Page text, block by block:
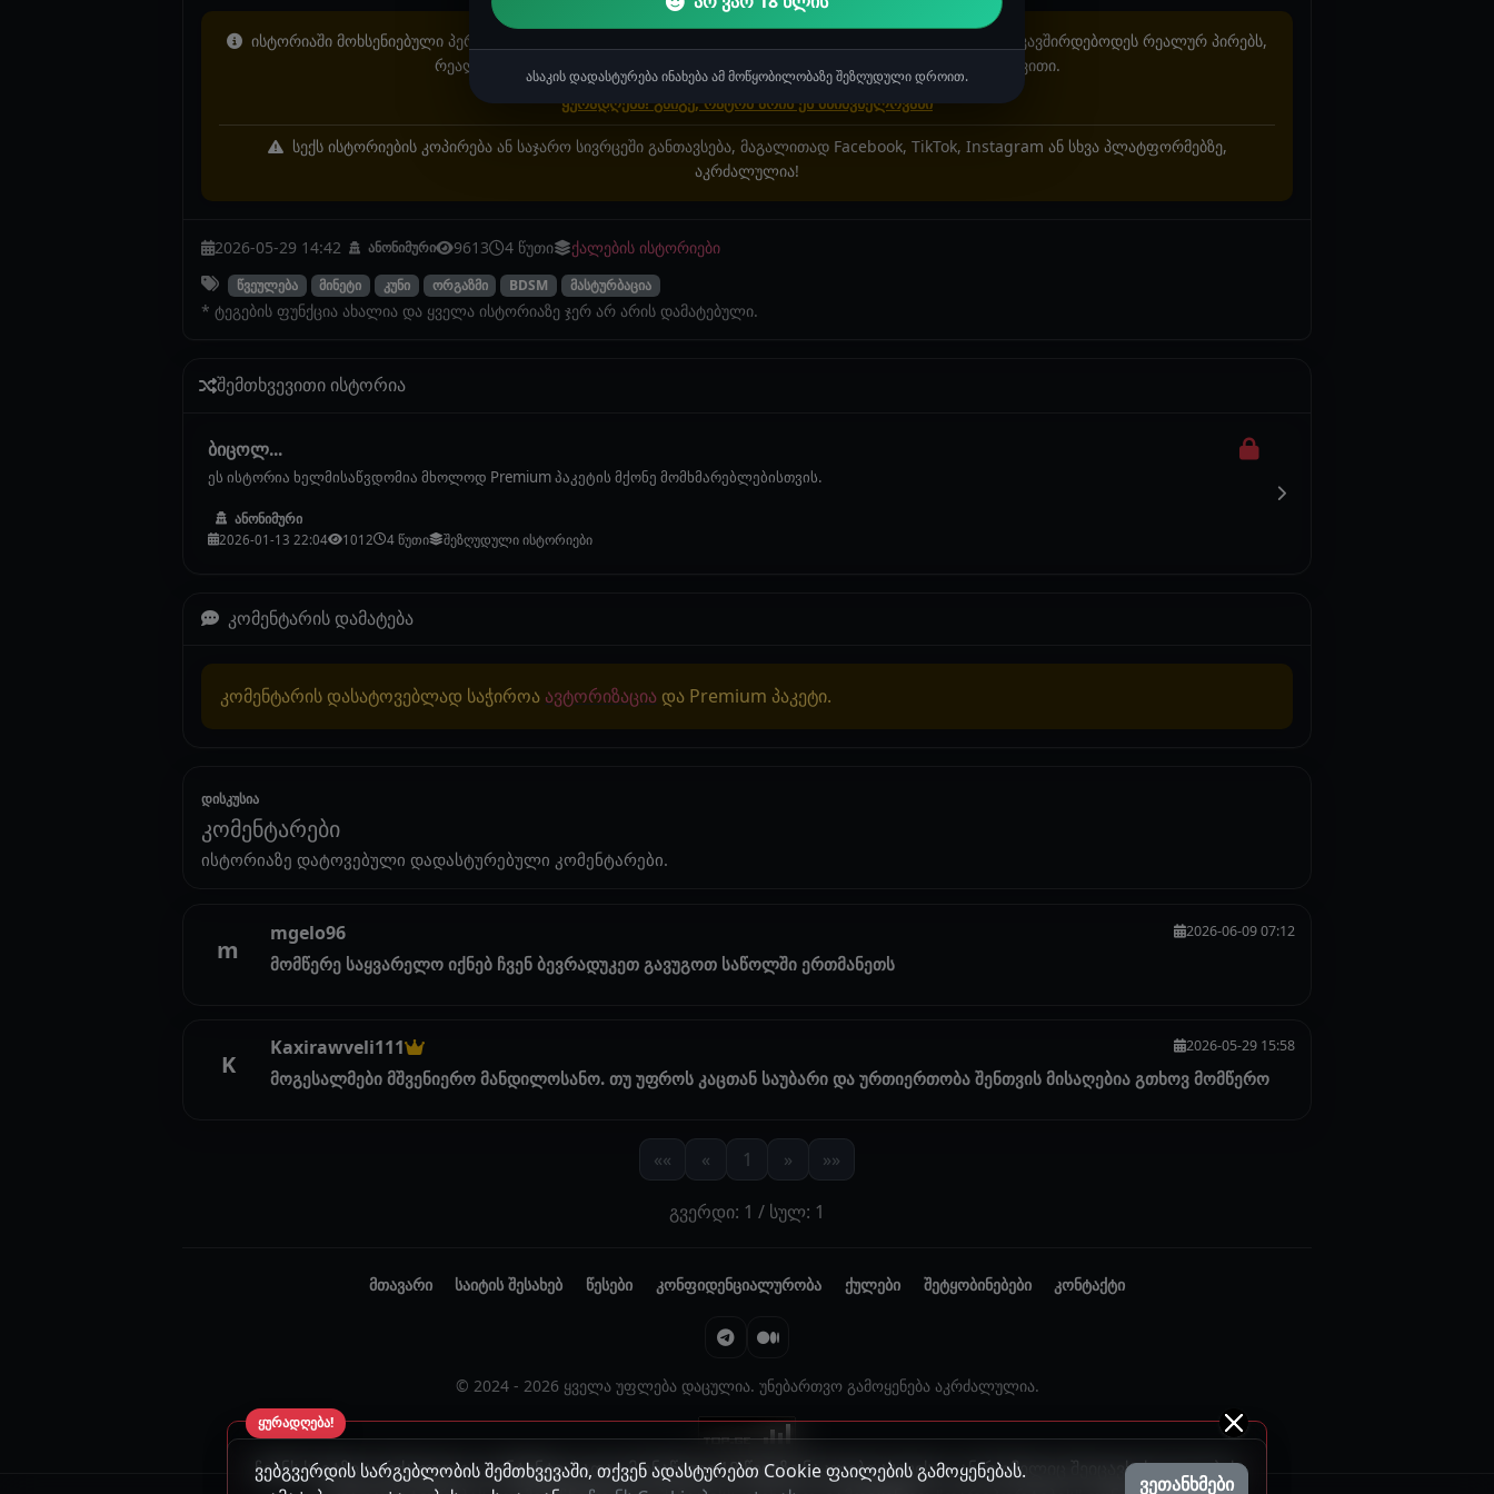
ისტორიაში მოხსენიებული პერსონაჟები, სახელები და ლოკაციები შესაძლოა იყოს გამოგონილი და არ უკავშირდებოდეს რეალურ პირებს,
რეალურ მოვლენებს ან რეალურ ფაქტებს. ნებისმიერი დამთხვევა არის შემთხვევითი.
ყურადღება! გაიგე, რატომ არის ეს მნიშვნელოვანი
სექს ისტორიების კოპირება ან საჯარო სივრცეში განთავსება, მაგალითად Facebook, TikTok, Instagram ან სხვა პლატფორმებზე,
აკრძალულია!
2026-05-29 14:42 ანონიმური 9613 4 წუთი ქალების ისტორიები
წვეულება მინეტი კუნი ორგაზმი BDSM მასტურბაცია
* ტეგების ფუნქცია ახალია და ყველა ისტორიაზე ჯერ არ არის დამატებული.
შემთხვევითი ისტორია
ბიცოლ...
ეს ისტორია ხელმისაწვდომია მხოლოდ Premium პაკეტის მქონე მომხმარებლებისთვის.
ანონიმური
2026-01-13 22:04 1012 4 წუთი შეზღუდული ისტორიები
კომენტარის დამატება
კომენტარის დასატოვებლად საჭიროა ავტორიზაცია და Premium პაკეტი.
დისკუსია
კომენტარები
ისტორიაზე დატოვებული დადასტურებული კომენტარები.
m
mgelo96 2026-06-09 07:12
მომწერე საყვარელო იქნებ ჩვენ ბევრადუკეთ გავუგოთ საწოლში ერთმანეთს
K
Kaxirawveli111 2026-05-29 15:58
მოგესალმები მშვენიერო მანდილოსანო. თუ უფროს კაცთან საუბარი და ურთიერთობა შენთვის მისაღებია გთხოვ მომწერო
«« « 1 » »»
გვერდი: 1 / სულ: 1
ყურადღება!
ჩვენს საიტზე აკრძალულია კონტენტი, სადაც მონაწილე 18 წელზე ნაკლები ასაკისაა, ან რომელიც შეიცავს ძალადობას
მთავარი საიტის შესახებ წესები კონფიდენციალურობა ქულები შეტყობინებები კონტაქტი
© 2024 - 2026 ყველა უფლება დაცულია. უნებართვო გამოყენება აკრძალულია.
ასაკის დადასტურება ინახება ამ მოწყობილობაზე შეზღუდული დროით.
ვებგვერდის სარგებლობის შემთხვევაში, თქვენ ადასტურებთ Cookie ფაილების გამოყენებას.
ვეთანხმები